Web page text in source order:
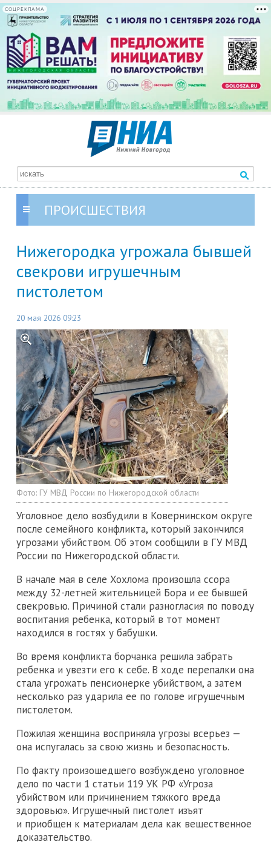
СОЦРЕКЛАМА
ПРОИСШЕСТВИЯ
Нижегородка угрожала бывшей
свекрови игрушечным
пистолетом
20 мая 2026 09:23
Фото: ГУ МВД России по Нижегородской области
Уголовное дело возбудили в Ковернинском округе
после семейного конфликта, который закончился
угрозами убийством. Об этом сообщили в ГУ МВД
России по Нижегородской области.
В начале мая в селе Хохлома произошла ссора
между 32-летней жительницей Бора и ее бывшей
свекровью. Причиной стали разногласия по поводу
воспитания ребенка, который в тот момент
находился в гостях у бабушки.
Во время конфликта борчанка решила забрать
ребенка и увезти его к себе. В ходе перепалки она
стала угрожать пенсионерке убийством, а затем
несколько раз ударила ее по голове игрушечным
пистолетом.
Пожилая женщина восприняла угрозы всерьез —
она испугалась за свою жизнь и безопасность.
По факту произошедшего возбуждено уголовное
дело по части 1 статьи 119 УК РФ «Угроза
убийством или причинением тяжкого вреда
здоровью». Игрушечный пистолет изъят
и приобщен к материалам дела как вещественное
доказательство.